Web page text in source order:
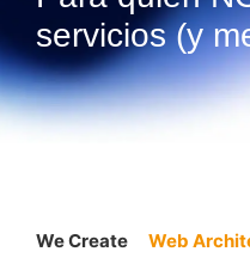
servicios (y
We Create Web